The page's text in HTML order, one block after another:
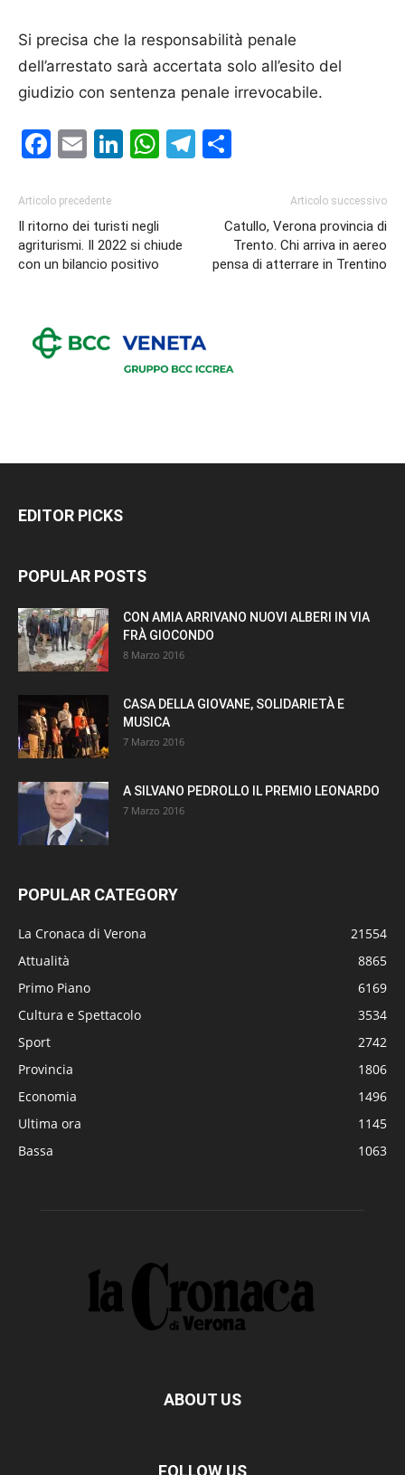
Si precisa che la responsabilità penale
dell’arrestato sarà accertata solo all’esito del
giudizio con sentenza penale irrevocabile.
Facebook
EmailLinkedIn
WhatsApp
Telegram
Articolo precedente
Il ritorno dei turisti negli
agriturismi. Il 2022 si chiude
con un bilancio positivo
Articolo successivo
Catullo, Verona provincia di
Trento. Chi arriva in aereo
pensa di atterrare in Trentino
EDITOR PICKS
POPULAR POSTS
CON AMIA ARRIVANO NUOVI ALBERI IN VIA
FRÀ GIOCONDO
8 Marzo 2016
CASA DELLA GIOVANE, SOLIDARIETÀ E
MUSICA
7 Marzo 2016
A SILVANO PEDROLLO IL PREMIO LEONARDO
7 Marzo 2016
POPULAR CATEGORY
La Cronaca di Verona
21554
Attualità
8865
Primo Piano
6169
Cultura e Spettacolo
3534
Sport
2742
Provincia
1806
Economia
1496
Ultima ora
1145
Bassa
1063
ABOUT US
FOLLOW US